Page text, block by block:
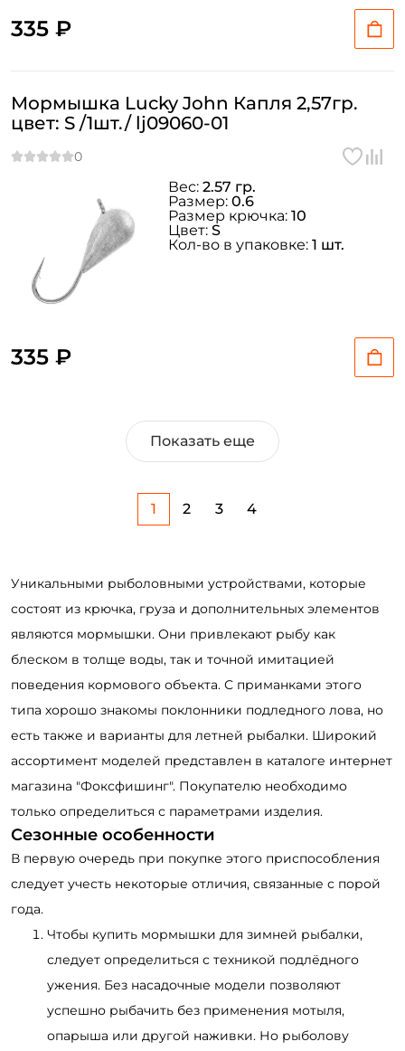
335 ₽
Мормышка Lucky John Капля 2,57гр.
цвет: S /1шт./ lj09060-01
335 ₽
Вес: 2.57 гр.
Размер: 0.6
Размер крючка: 10
Цвет: S
Кол-во в упаковке: 1 шт.
Показать еще
1 2 3 4
Уникальными рыболовными устройствами, которые
состоят из крючка, груза и дополнительных элементов
являются мормышки. Они привлекают рыбу как
блеском в толще воды, так и точной имитацией
поведения кормового объекта. С приманками этого
типа хорошо знакомы поклонники подледного лова, но
есть также и варианты для летней рыбалки. Широкий
ассортимент моделей представлен в каталоге интернет
магазина "Фоксфишинг". Покупателю необходимо
только определиться с параметрами изделия.
Сезонные особенности
В первую очередь при покупке этого приспособления
следует учесть некоторые отличия, связанные с порой
года.
Чтобы купить мормышки для зимней рыбалки,
следует определиться с техникой подлёдного
ужения. Без насадочные модели позволяют
успешно рыбачить без применения мотыля,
опарыша или другой наживки. Но рыболову